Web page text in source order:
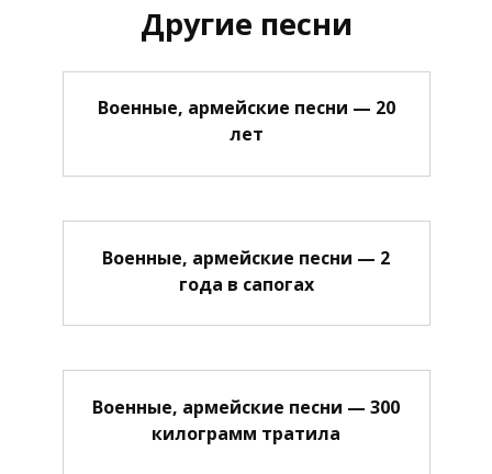
Другие песни
Военные, армейские песни — 20
лет
Военные, армейские песни — 2
года в сапогах
Военные, армейские песни — 300
килограмм тратила